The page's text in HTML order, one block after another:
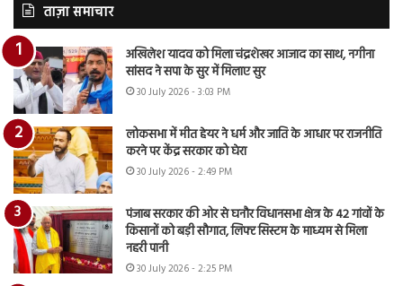
ताज़ा समाचार
अखिलेश यादव को मिला चंद्रशेखर आजाद का साथ, नगीना
सांसद ने सपा के सुर में मिलाए सुर
30 July 2026 - 3:03 PM
लोकसभा में मीत हेयर ने धर्म और जाति के आधार पर राजनीति
करने पर केंद्र सरकार को घेरा
30 July 2026 - 2:49 PM
पंजाब सरकार की ओर से घनौर विधानसभा क्षेत्र के 42 गांवों के
किसानों को बड़ी सौगात, लिफ्ट सिस्टम के माध्यम से मिला
नहरी पानी
30 July 2026 - 2:25 PM